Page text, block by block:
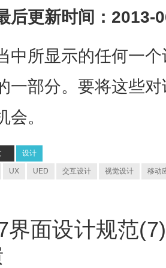
后更新时间：2013-
中所显示的任何一
一部分。要将这些
会。
设计
UX UED 交互设计 视觉设计 移动
界面设计规范